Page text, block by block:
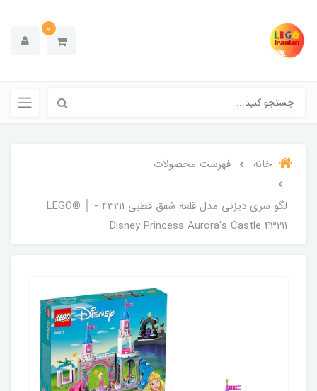
0
خانه فهرست محصولات
لگو سری دیزنی مدل قلعه شفق قطبی 43211 - LEGO® │
Disney Princess Aurora's Castle 43211